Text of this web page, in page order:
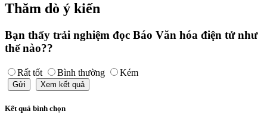
Thăm dò ý kiến
Bạn thấy trải nghiệm đọc Báo Văn hóa điện tử như
thế nào??
Rất tốt Bình thường Kém
Gửi Xem kết quả
Kết quả bình chọn